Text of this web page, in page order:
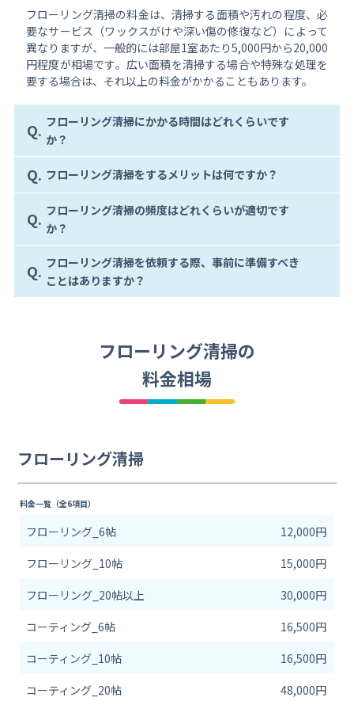
フローリング清掃の料金は、清掃する面積や汚れの程度、必
要なサービス（ワックスがけや深い傷の修復など）によって
異なりますが、一般的には部屋1室あたり5,000円から20,000
円程度が相場です。広い面積を清掃する場合や特殊な処理を
要する場合は、それ以上の料金がかかることもあります。
Q. フローリング清掃にかかる時間はどれくらいです
か？
Q. フローリング清掃をするメリットは何ですか？
Q. フローリング清掃の頻度はどれくらいが適切です
か？
Q. フローリング清掃を依頼する際、事前に準備すべき
ことはありますか？
フローリング清掃の
料金相場
フローリング清掃
料金一覧（全6項目）
フローリング_6帖
12,000円
フローリング_10帖
15,000円
フローリング_20帖以上
30,000円
コーティング_6帖
16,500円
コーティング_10帖
16,500円
コーティング_20帖
48,000円